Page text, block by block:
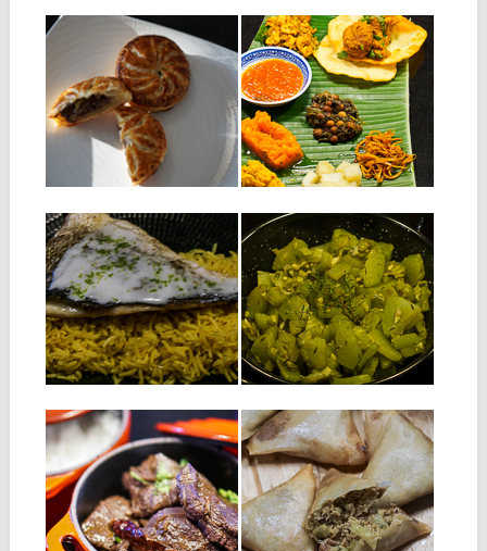
FEUILLETÉ À LA
VIANDE : PATÉ LA
VIANDE
Ingrédients : 1 pâte feuilleté
de 250 g 150 g...
12.07.18
CURRY DE GATO
PIMA
Ingrédients : Une vingtaine
de gato pima 3 cuillères à...
▶
27.09.17
DAURADE
GRILLÉE ET
SAUCE COCO-
CITRON VERT
Ingrédients pour 4
personnes : 4 filets de
daurade avec...
▶
18.09.17
FRICASSÉE DE
CHOUCHOU
Ingredients Pour 2 personnes
: 2 chouchous; appelés
aussi chayotte ou
christophine...
▶
19.07.17
SALMI CERF :
CIVET DE CERF
Ingrédients pour 4
personnes: 850 g de cerf
coupé en...
16.03.17
SAMOUSSA THON
Ingrédients pour environ 30
samoussas : 250 g de thon...